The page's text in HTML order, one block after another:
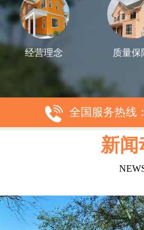
经营理念 质量保
全国服务热线
新闻